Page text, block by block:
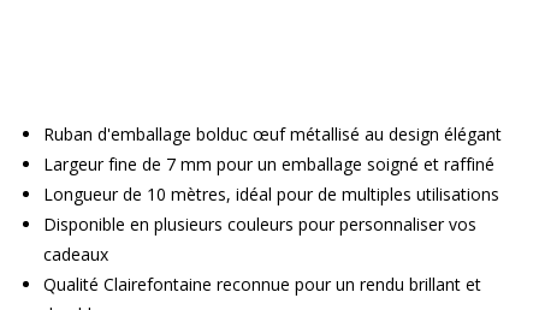
Ruban d'emballage bolduc œuf métallisé au design élégant
Largeur fine de 7 mm pour un emballage soigné et raffiné
Longueur de 10 mètres, idéal pour de multiples utilisations
Disponible en plusieurs couleurs pour personnaliser vos
cadeaux
Qualité Clairefontaine reconnue pour un rendu brillant et